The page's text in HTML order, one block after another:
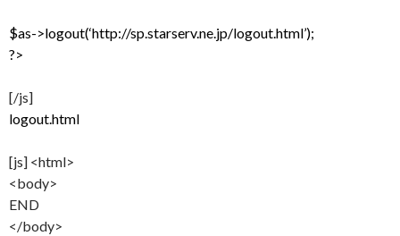
$as->logout(‘http://sp.starserv.ne.jp/logout.html’);
?>
[/js]
logout.html
[js] <html>
<body>
END
</body>